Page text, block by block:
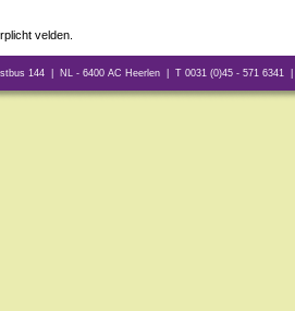
velden.
144 | NL - 6400 AC Heerlen | T 0031 (0)45 - 571 6341 |